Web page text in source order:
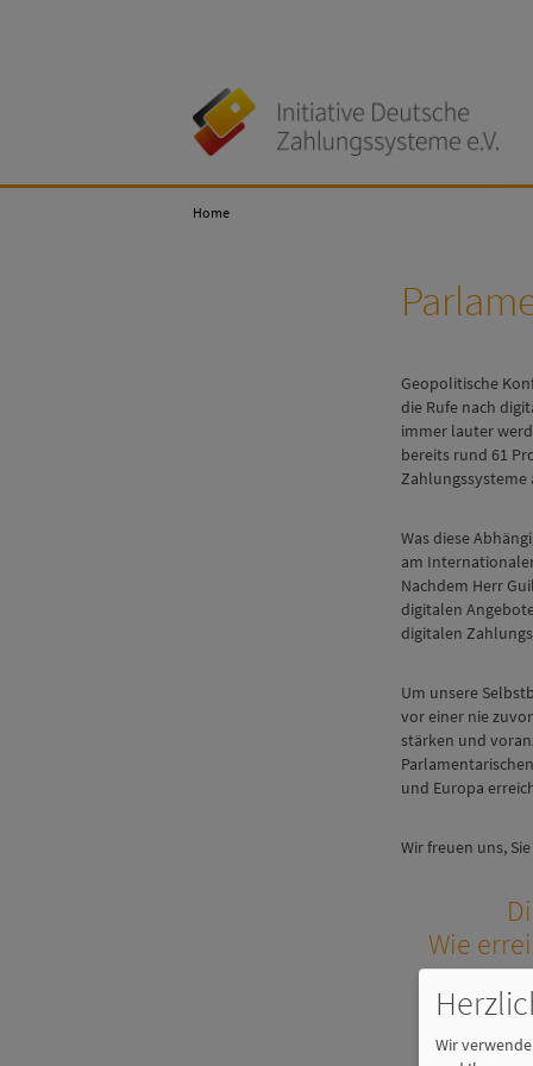
Deutsche
Zahlungssysteme
Home
Geopolitische
die Rufe nach
immer lauter
bereits rund 61
Zahlungssysteme
Was diese
am
Nachdem Herr
digitalen
digitalen
Um unsere
vor einer nie
stärken und
und Europa
Wir freuen uns,
Wie
Wir